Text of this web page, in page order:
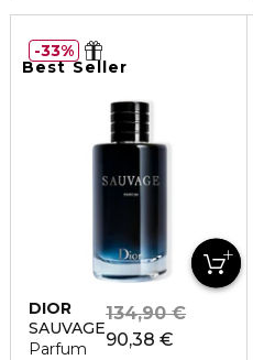
Best Seller
DIOR
SAUVAGE
Parfum
90,38 €
134,90 €
33%